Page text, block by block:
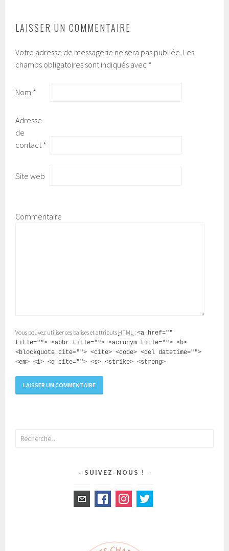
LAISSER UN COMMENTAIRE
Votre adresse de messagerie ne sera pas publiée. Les
champs obligatoires sont indiqués avec *
Nom *
Adresse
de
contact*
Site web
Commentaire
Vous pouvez utiliser ces balises et attributs HTML :<a href=""
title=""> <abbr title=""> <acronym title=""> <b>
<blockquote cite=""> <cite> <code> <del datetime="">
<em> <i> <q cite=""> <s> <strike> <strong>
Rechercher :
SUIVEZ-NOUS !